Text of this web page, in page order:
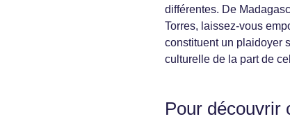
différentes. De
Torres, laissez-vous
constituent un plaidoyer
culturelle de la part de
Pour découvrir